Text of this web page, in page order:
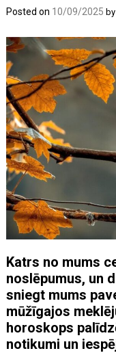
Posted on 10/09/2025 by
Katrs no mums
noslēpumus, un
sniegt mums
mūžīgajos
horoskops
notikumi un